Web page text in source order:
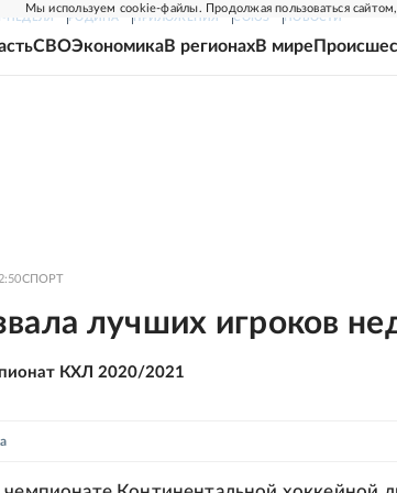
Мы используем cookie-файлы. Продолжая пользоваться
НЕДЕЛЯ РОДИНА ПРИЛОЖЕНИЯ СОЮЗ НОВОСТИ
СВОЭкономикаВ регионахВ мире
СПОРТ
лучших игроков
КХЛ 2020/2021